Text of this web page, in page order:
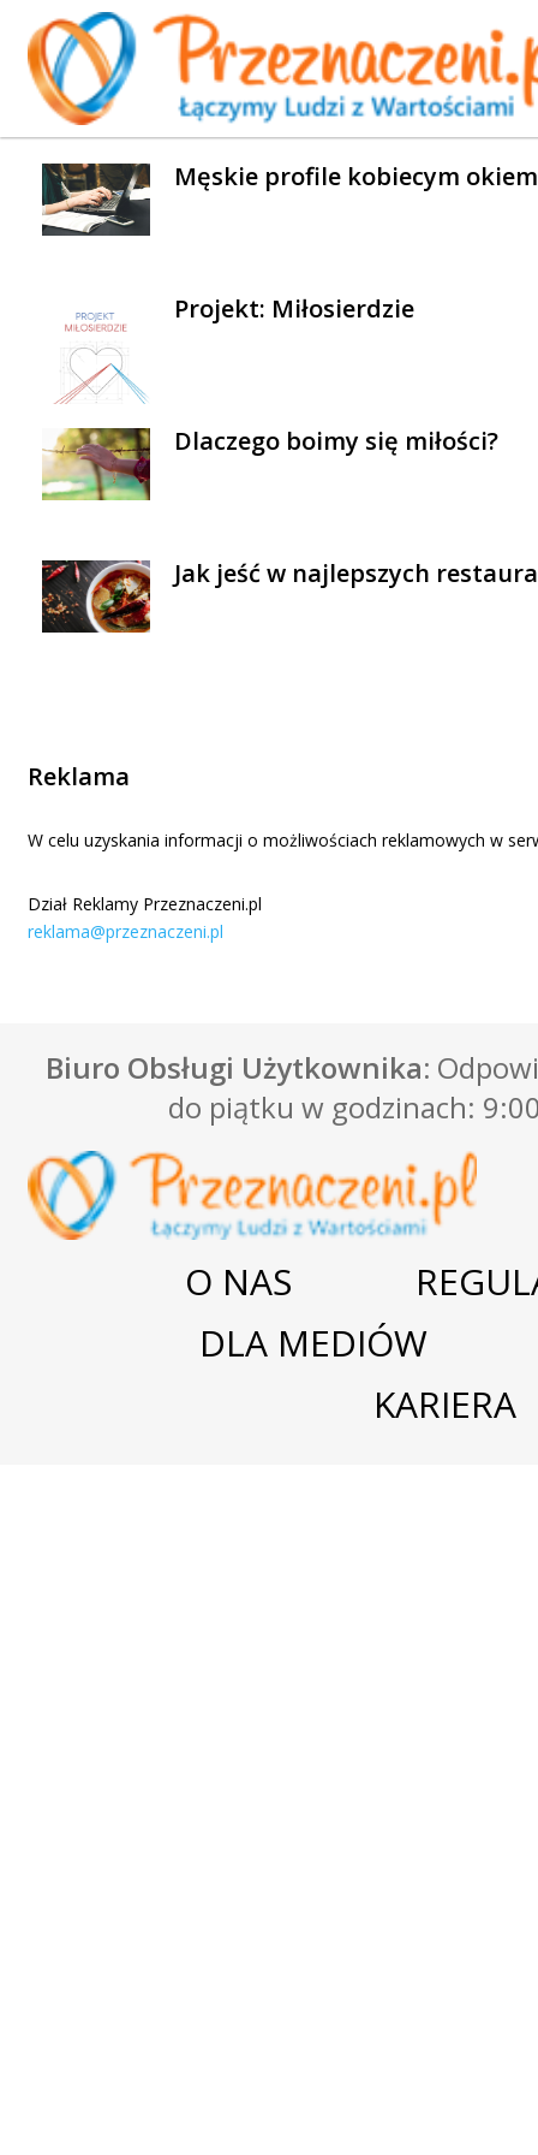
WYBRANE AKTUALNOŚCI
Męskie profile kobiecym okiem
Projekt: Miłosierdzie
Dlaczego boimy się miłości?
Jak jeść w najlepszych
Reklama
W celu uzyskania informacji o możliwościach reklamowych w
Dział Reklamy Przeznaczeni.pl
reklama@przeznaczeni.pl
Biuro Obsługi Użytkownika:
do piątku w godzinach:
O NAS
DLA MEDIÓW
KARIERA